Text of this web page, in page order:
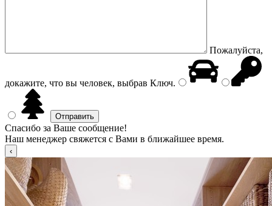
Пожалуйста,
докажите, что вы человек, выбрав Ключ.
Спасибо за Ваше сообщение!
Наш менеджер свяжется с Вами в ближайшее время.